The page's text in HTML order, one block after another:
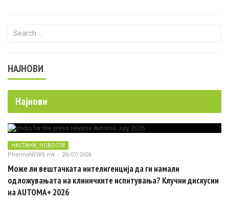
Search for:
НАЈНОВИ
Најнови
НАСТАНИ НОВОСТИ
PharmaNEWS.mk - 20/07/2026
Може ли вештачката интелигенција да ги намали
одложувањата на клиничките испитувања? Клучни дискусии
на AUTOMA+ 2026